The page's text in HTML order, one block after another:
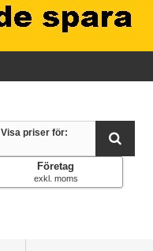
Visa priser för:
Företag
exkl. moms